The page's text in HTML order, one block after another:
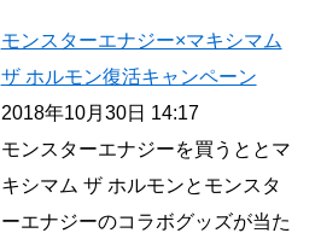
モンスターエナジー×マキシマム
ザ ホルモン復活キャンペーン
2018年10月30日 14:17
モンスターエナジーを買うととマ
キシマム ザ ホルモンとモンスタ
ーエナジーのコラボグッズが当た